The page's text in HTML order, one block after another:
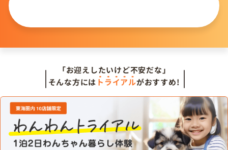
「お迎えしたいけど不安だな」
そんな方には トライアルがおすすめ!